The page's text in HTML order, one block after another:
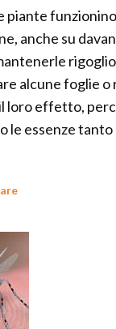
piante
anche su
alcune foglie o
loro effetto,
le essenze